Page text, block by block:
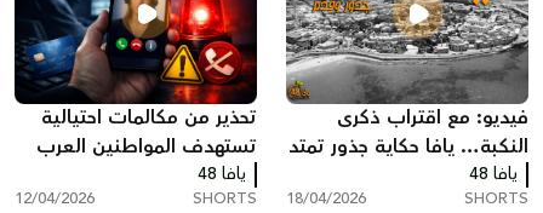
فيديو: مع اقتراب ذكرى
النكبة… يافا حكاية جذور تمتد
لآلاف السنين
يافا 48
SHORTS
18/04/2026
تحذير من مكالمات احتيالية
تستهدف المواطنين العرب
عبر انتحال صفة شركات جباية
يافا 48
SHORTS
12/04/2026